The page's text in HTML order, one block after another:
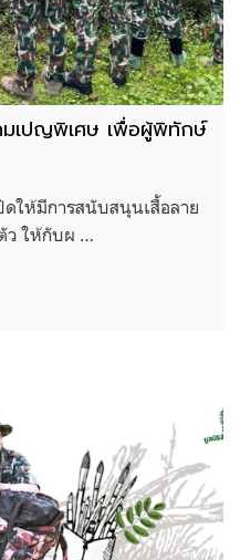
มเปญพิเศษ เพื่อผู้พิทักษ์
ให้มีการสนับสนุนเสื้อลาย
ว ให้กับผ …
” กับแคมเปญพิเศษ เพื่อผู้พิทักษ์ป่